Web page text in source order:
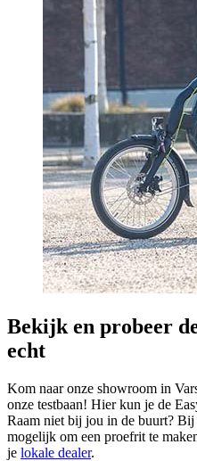
Bekijk en probeer
echt
Kom naar onze showroom in
onze testbaan! Hier kun je de
Raam niet bij jou in de buurt? Bij
mogelijk om een proefrit te
je lokale dealer.